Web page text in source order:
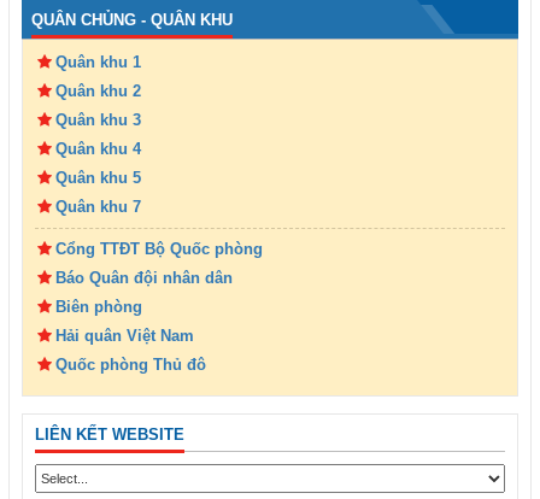
QUÂN CHỦNG - QUÂN KHU
Quân khu 1
Quân khu 2
Quân khu 3
Quân khu 4
Quân khu 5
Quân khu 7
Cổng TTĐT Bộ Quốc phòng
Báo Quân đội nhân dân
Biên phòng
Hải quân Việt Nam
Quốc phòng Thủ đô
LIÊN KẾT WEBSITE